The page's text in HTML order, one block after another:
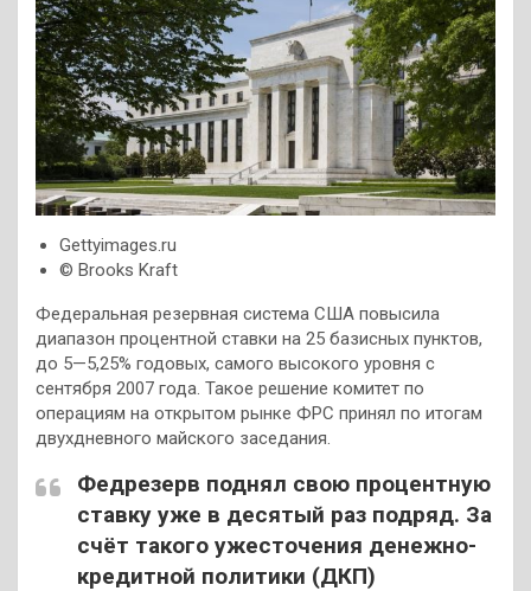
Gettyimages.ru
© Brooks Kraft
Федеральная резервная система США повысила
диапазон процентной ставки на 25 базисных пунктов,
до 5—5,25% годовых, самого высокого уровня с
сентября 2007 года. Такое решение комитет по
операциям на открытом рынке ФРС принял по итогам
двухдневного майского заседания.
Федрезерв поднял свою процентную
ставку уже в десятый раз подряд. За
счёт такого ужесточения денежно-
кредитной политики (ДКП)